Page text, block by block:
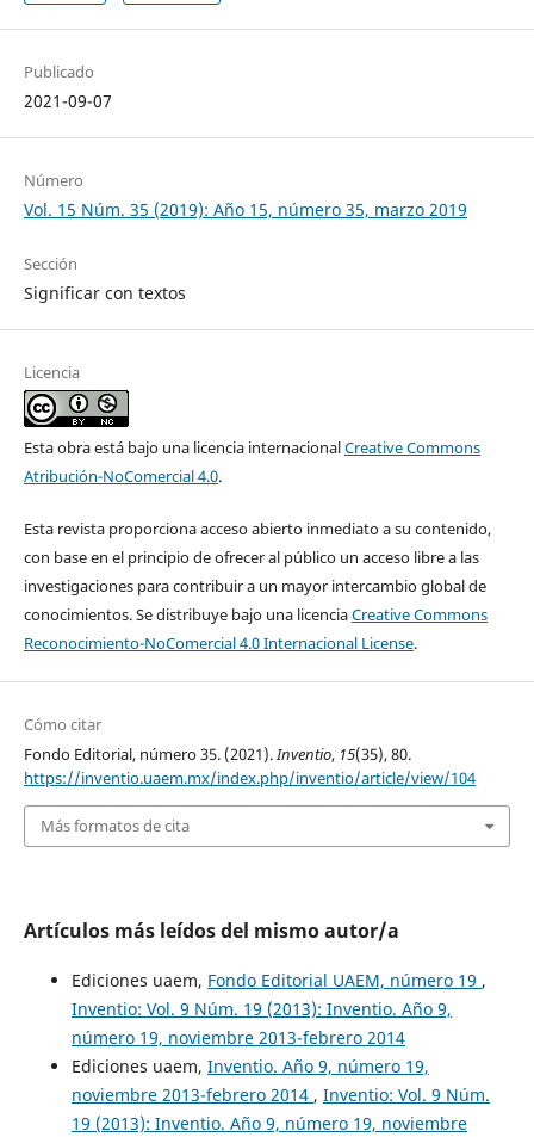
Publicado
2021-09-07
Número
Vol. 15 Núm. 35 (2019): Año 15, número 35, marzo 2019
Sección
Significar con textos
Licencia
Esta obra está bajo una licencia internacionalCreative Commons
Atribución-NoComercial 4.0.
Esta revista proporciona acceso abierto inmediato a su contenido,
con base en el principio de ofrecer al público un acceso libre a las
investigaciones para contribuir a un mayor intercambio global de
conocimientos. Se distribuye bajo una licenciaCreative Commons
Reconocimiento-NoComercial 4.0 Internacional License.
Cómo citar
Fondo Editorial, número 35. (2021).Inventio, 15(35), 80.
https://inventio.uaem.mx/index.php/inventio/article/view/104
Más formatos de cita
Artículos más leídos del mismo autor/a
Ediciones uaem, Fondo Editorial UAEM, número 19 ,
Inventio: Vol. 9 Núm. 19 (2013): Inventio. Año 9,
número 19, noviembre 2013-febrero 2014
Ediciones uaem, Inventio. Año 9, número 19,
noviembre 2013-febrero 2014 , Inventio: Vol. 9 Núm.
19 (2013): Inventio. Año 9, número 19, noviembre